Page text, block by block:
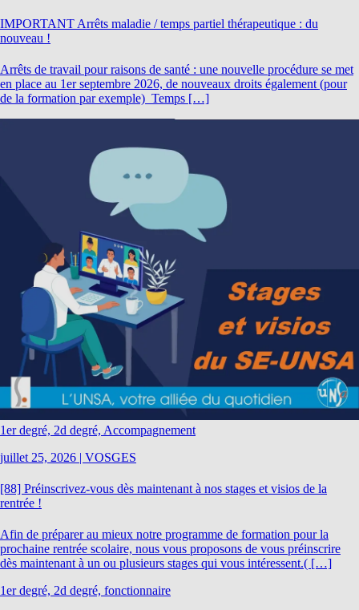
IMPORTANT Arrêts maladie / temps partiel thérapeutique : du
nouveau !
Arrêts de travail pour raisons de santé : une nouvelle procédure se met
en place au 1er septembre 2026, de nouveaux droits également (pour
de la formation par exemple) Temps […]
1er degré, 2d degré, Accompagnement
juillet 25, 2026 | VOSGES
[88] Préinscrivez-vous dès maintenant à nos stages et visios de la
rentrée !
Afin de préparer au mieux notre programme de formation pour la
prochaine rentrée scolaire, nous vous proposons de vous préinscrire
dès maintenant à un ou plusieurs stages qui vous intéressent.( […]
1er degré, 2d degré, fonctionnaire